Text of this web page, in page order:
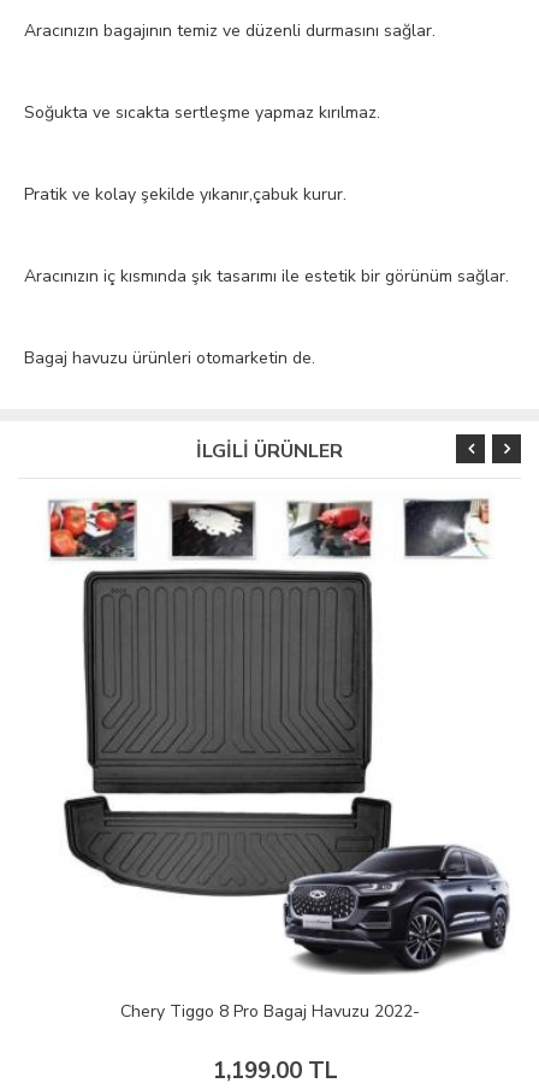
Aracınızın bagajının temiz ve düzenli durmasını sağlar.
Soğukta ve sıcakta sertleşme yapmaz kırılmaz.
Pratik ve kolay şekilde yıkanır,çabuk kurur.
Aracınızın iç kısmında şık tasarımı ile estetik bir görünüm sağlar.
Bagaj havuzu ürünleri otomarketin de.
İLGİLİ ÜRÜNLER
Chery Tiggo 8 Pro Bagaj Havuzu 2022-
1,199.00 TL